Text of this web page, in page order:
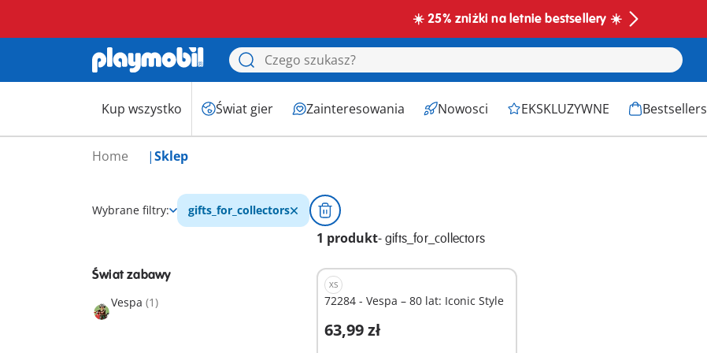
☀️ 25% zniżki na letnie bestsellery ☀️
Kup wszystko Świat gier Zainteresowania Nowosci EKSKLUZYWNE Bestsellers
Home Sklep
Wybrane filtry: gifts_for_collectors
1 produkt- gifts_for_collectors
Świat zabawy
Vespa (1)
XS
72284 - Vespa – 80 lat: Iconic Style
63,99 zł